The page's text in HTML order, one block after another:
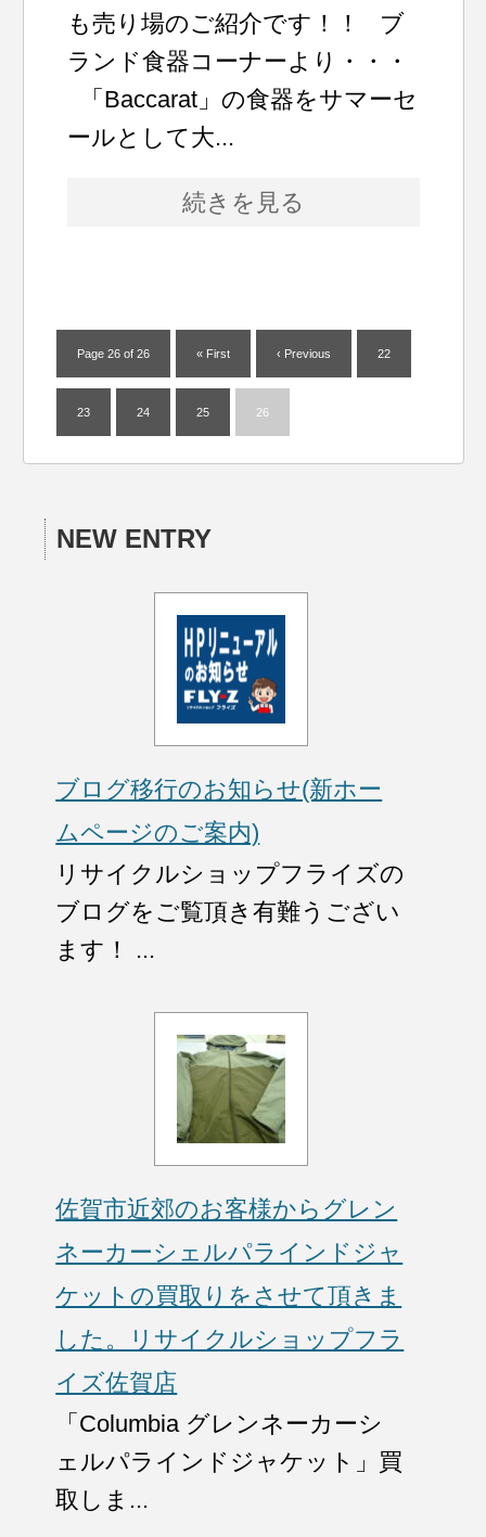
も売り場のご紹介です！！ ブ
ランド食器コーナーより・・・
「Baccarat」の食器をサマーセ
ールとして大...
続きを見る
Page 26 of 26 « First ‹ Previous 22
23 24 25 26
NEW ENTRY
ブログ移行のお知らせ(新ホー
ムページのご案内)
リサイクルショップフライズの
ブログをご覧頂き有難うござい
ます！ ...
佐賀市近郊のお客様からグレン
ネーカーシェルパラインドジャ
ケットの買取りをさせて頂きま
した。リサイクルショップフラ
イズ佐賀店
「Columbia グレンネーカーシ
ェルパラインドジャケット」買
取しま...